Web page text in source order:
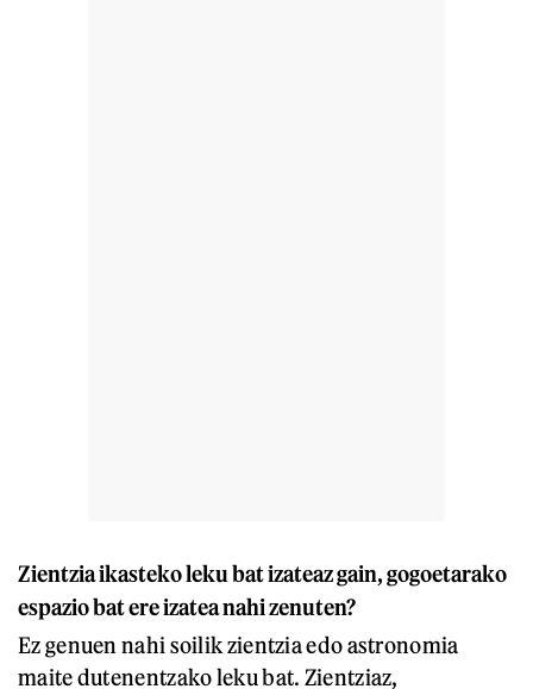
Zientzia ikasteko leku bat izateaz gain, gogoetarako
espazio bat ere izatea nahi zenuten?
Ez genuen nahi soilik zientzia edo astronomia
maite dutenentzako leku bat. Zientziaz,